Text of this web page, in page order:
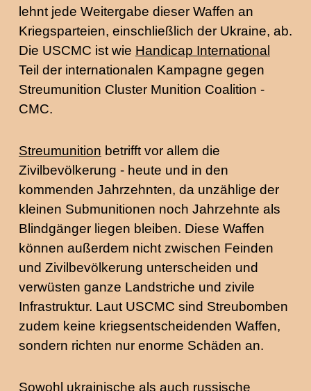
lehnt jede Weitergabe dieser Waffen an
Kriegsparteien, einschließlich der Ukraine, ab.
Die USCMC ist wie Handicap International
Teil der internationalen Kampagne gegen
Streumunition Cluster Munition Coalition -
CMC.
Streumunition betrifft vor allem die
Zivilbevölkerung - heute und in den
kommenden Jahrzehnten, da unzählige der
kleinen Submunitionen noch Jahrzehnte als
Blindgänger liegen bleiben. Diese Waffen
können außerdem nicht zwischen Feinden
und Zivilbevölkerung unterscheiden und
verwüsten ganze Landstriche und zivile
Infrastruktur. Laut USCMC sind Streubomben
zudem keine kriegsentscheidenden Waffen,
sondern richten nur enorme Schäden an.
Sowohl ukrainische als auch russische